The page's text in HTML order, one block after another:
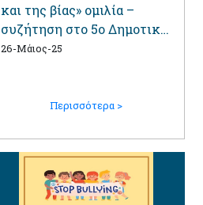
και της βίας» ομιλία –
συζήτηση στο 5ο Δημοτικό
Σχολείο
26-Μάιος-25
Περισσότερα >